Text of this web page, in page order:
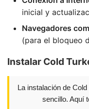
inicial y
Navegadores
(para el bloqueo
Instalar Cold
La instalación de
sencillo. Aquí